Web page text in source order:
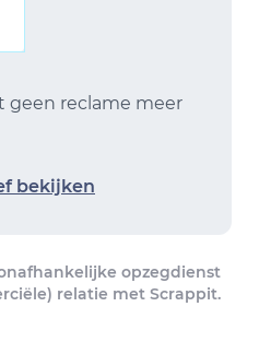
geen reclame meer
bekijken
opzegdienst
relatie met Scrappit.